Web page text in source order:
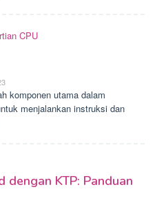
komponen utama dalam
menjalankan instruksi dan
dengan KTP: Panduan